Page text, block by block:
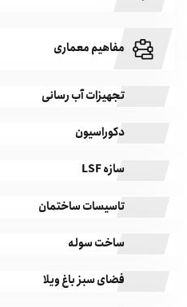
مفاهیم معماری
تجهیزات آب رسانی
دکوراسیون
سازه LSF
تاسیسات ساختمان
ساخت سوله
فضای سبز باغ ویلا